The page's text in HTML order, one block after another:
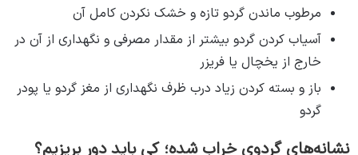
مرطوب ماندن گردو تازه و خشک نکردن کامل آن
آسیاب کردن گردو بیشتر از مقدار مصرفی و نگهداری از آن در
خارج از یخچال یا فریزر
باز و بسته کردن زیاد درب ظرف نگهداری از مغز گردو یا پودر
گردو
نشانه‌های گردوی خراب شده؛ کی باید دور بریزیم؟